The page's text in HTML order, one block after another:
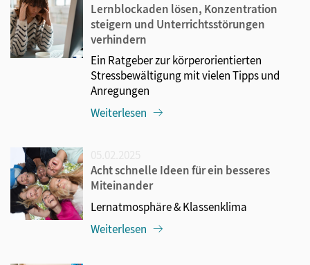
Lernblockaden lösen, Konzentration
steigern und Unterrichtsstörungen
verhindern
Ein Ratgeber zur körperorientierten
Stressbewältigung mit vielen Tipps und
Anregungen
Weiterlesen
Acht schnelle Ideen für ein besseres
Miteinander
Lernatmosphäre & Klassenklima
Weiterlesen